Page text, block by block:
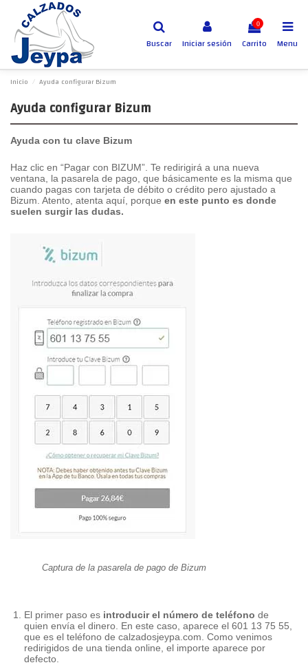
Buscar Iniciar sesión
0
Carrito Menu
Inicio Ayuda configurar Bizum
Ayuda configurar Bizum
Ayuda con tu clave Bizum
Haz clic en “Pagar con BIZUM”. Te redirigirá a una nueva
ventana, la pasarela de pago, que básicamente es la misma que
cuando pagas con tarjeta de débito o crédito pero ajustado a
Bizum. Atento, atenta aquí, porque en este punto es donde
suelen surgir las dudas.
Captura de la pasarela de pago de Bizum
El primer paso es introducir el número de teléfono de
quien envía el dinero. En este caso, aparece el 601 13 75 55,
que es el teléfono de calzadosjeypa.com. Como venimos
redirigidos de una tienda online, el importe aparece por
defecto.